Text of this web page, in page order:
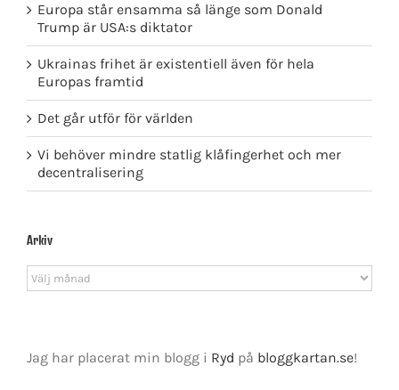
Europa står ensamma så länge som Donald
Trump är USA:s diktator
Ukrainas frihet är existentiell även för hela
Europas framtid
Det går utför för världen
Vi behöver mindre statlig klåfingerhet och mer
decentralisering
Arkiv
Arkiv
Jag har placerat min blogg i Ryd på bloggkartan.se!